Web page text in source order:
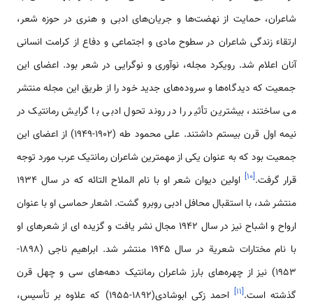
شاعران، حمایت از نهضت‌ها و جریان‌های ادبی و هنری در حوزه شعر،
ارتقاء زندگی شاعران در سطوح مادی و اجتماعی و دفاع از کرامت انسانی
آنان اعلام شد. رویکرد مجله، نوآوری و نوگرایی در شعر بود. اعضای این
جمعیت که دیدگاه‌ها و سروده‌های جدید خود را از طریق این مجله منتشر
می ساختند، بیشترین تأثیر را در روند تحول ادبی با گرایش رمانتیک در
نیمه اول قرن بیستم داشتند. علی محمود طه (1902-1949) از اعضای این
جمعیت بود که به عنوان یکی از مهمترین شاعران رمانتیک عرب مورد توجه
قرار گرفت.[۱۰]
اولین دیوان شعر او با نام الملاح التائه که در سال 1934
منتشر شد، با استقبال محافل ادبی روبرو گشت. اشعار حماسی او با عنوان
ارواح و اشباح نیز در سال 1942 مجال نشر یافت و گزیده ای از شعرهای او
با نام مختارات شعریة در سال 1945 منتشر شد. ابراهیم ناجی (1898-
1953) نیز از چهره‌های بارز شاعران رمانتیک دهه‌های سی و چهل قرن
گذشته است.[۱۱]
احمد زکی ابوشادی(1892-1955) که علاوه بر تأسیس،